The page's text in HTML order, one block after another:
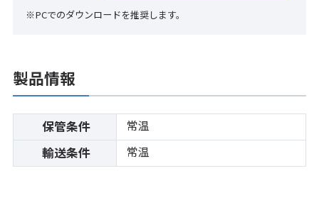
※PCでのダウンロードを推奨します。
製品情報
保管条件 常温
輸送条件 常温